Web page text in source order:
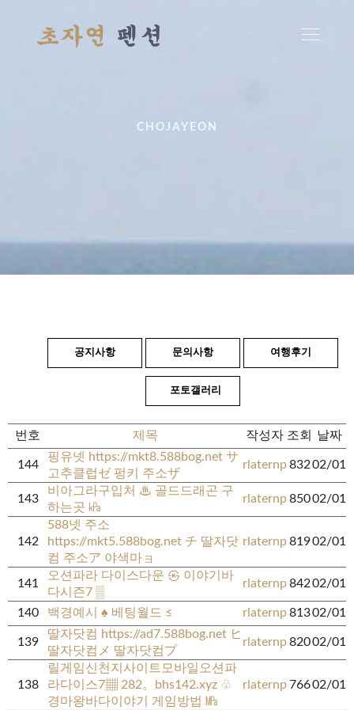
CHOJAYEON
공지사항 문의사항 여행후기
포토갤러리
번호 제목 작성자 조회 날짜
144
핑유넷 https://mkt8.588bog.net サ
고추클럽ゼ 펑키 주소ザ
rlaternp83202/01
143
비아그라구입처 ♨ 골드드래곤 구
하는곳 ㎪
rlaternp85002/01
142
588넷 주소
https://mkt5.588bog.net チ 딸자닷
컴 주소ア 야색마ョ
rlaternp81902/01
141
오션파라 다이스다운 ㉿ 이야기바
다시즌7 ▒
rlaternp84202/01
140 백경예시 ♠ 베팅월드 ≤ rlaternp81302/01
139
딸자닷컴 https://ad7.588bog.net ヒ
딸자닷컴メ 딸자닷컴プ
rlaternp82002/01
138
릴게임신천지사이트모바일오션파
라다이스7▦ 282。bhs142.xyz ♧
경마왕바다이야기 게임방법 ㎫
rlaternp76602/01